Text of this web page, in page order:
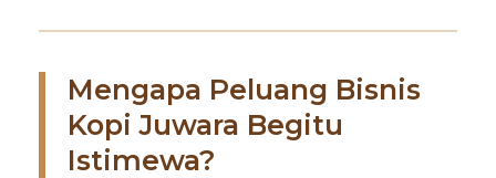
Mengapa Peluang Bisnis
Kopi Juwara Begitu
Istimewa?